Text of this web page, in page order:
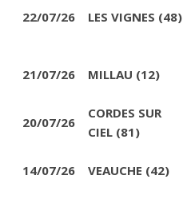
22/07/26 LES VIGNES (48)
21/07/26 MILLAU (12)
20/07/26
CORDES SUR
CIEL (81)
14/07/26 VEAUCHE (42)